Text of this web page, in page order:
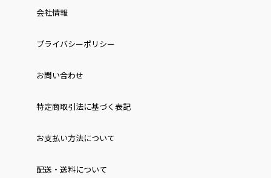
会社情報
プライバシーポリシー
お問い合わせ
特定商取引法に基づく表記
お⽀払い⽅法について
配送・送料について